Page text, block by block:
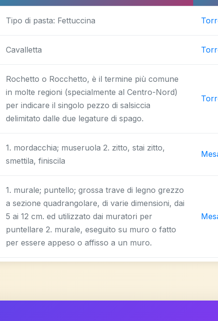
Tipo di pasta: Fettuccina
Cavalletta
Rochetto o Rocchetto, è il termine più comune
in molte regioni (specialmente al Centro-Nord)
per indicare il singolo pezzo di salsiccia
delimitato dalle due legature di spago.
1. mordacchia; museruola 2. zitto, stai zitto,
smettila, finiscila
1. murale; puntello; grossa trave di legno grezzo
a sezione quadrangolare, di varie dimensioni, dai
5 ai 12 cm. ed utilizzato dai muratori per
puntellare 2. murale, eseguito su muro o fatto
per essere appeso o affisso a un muro.